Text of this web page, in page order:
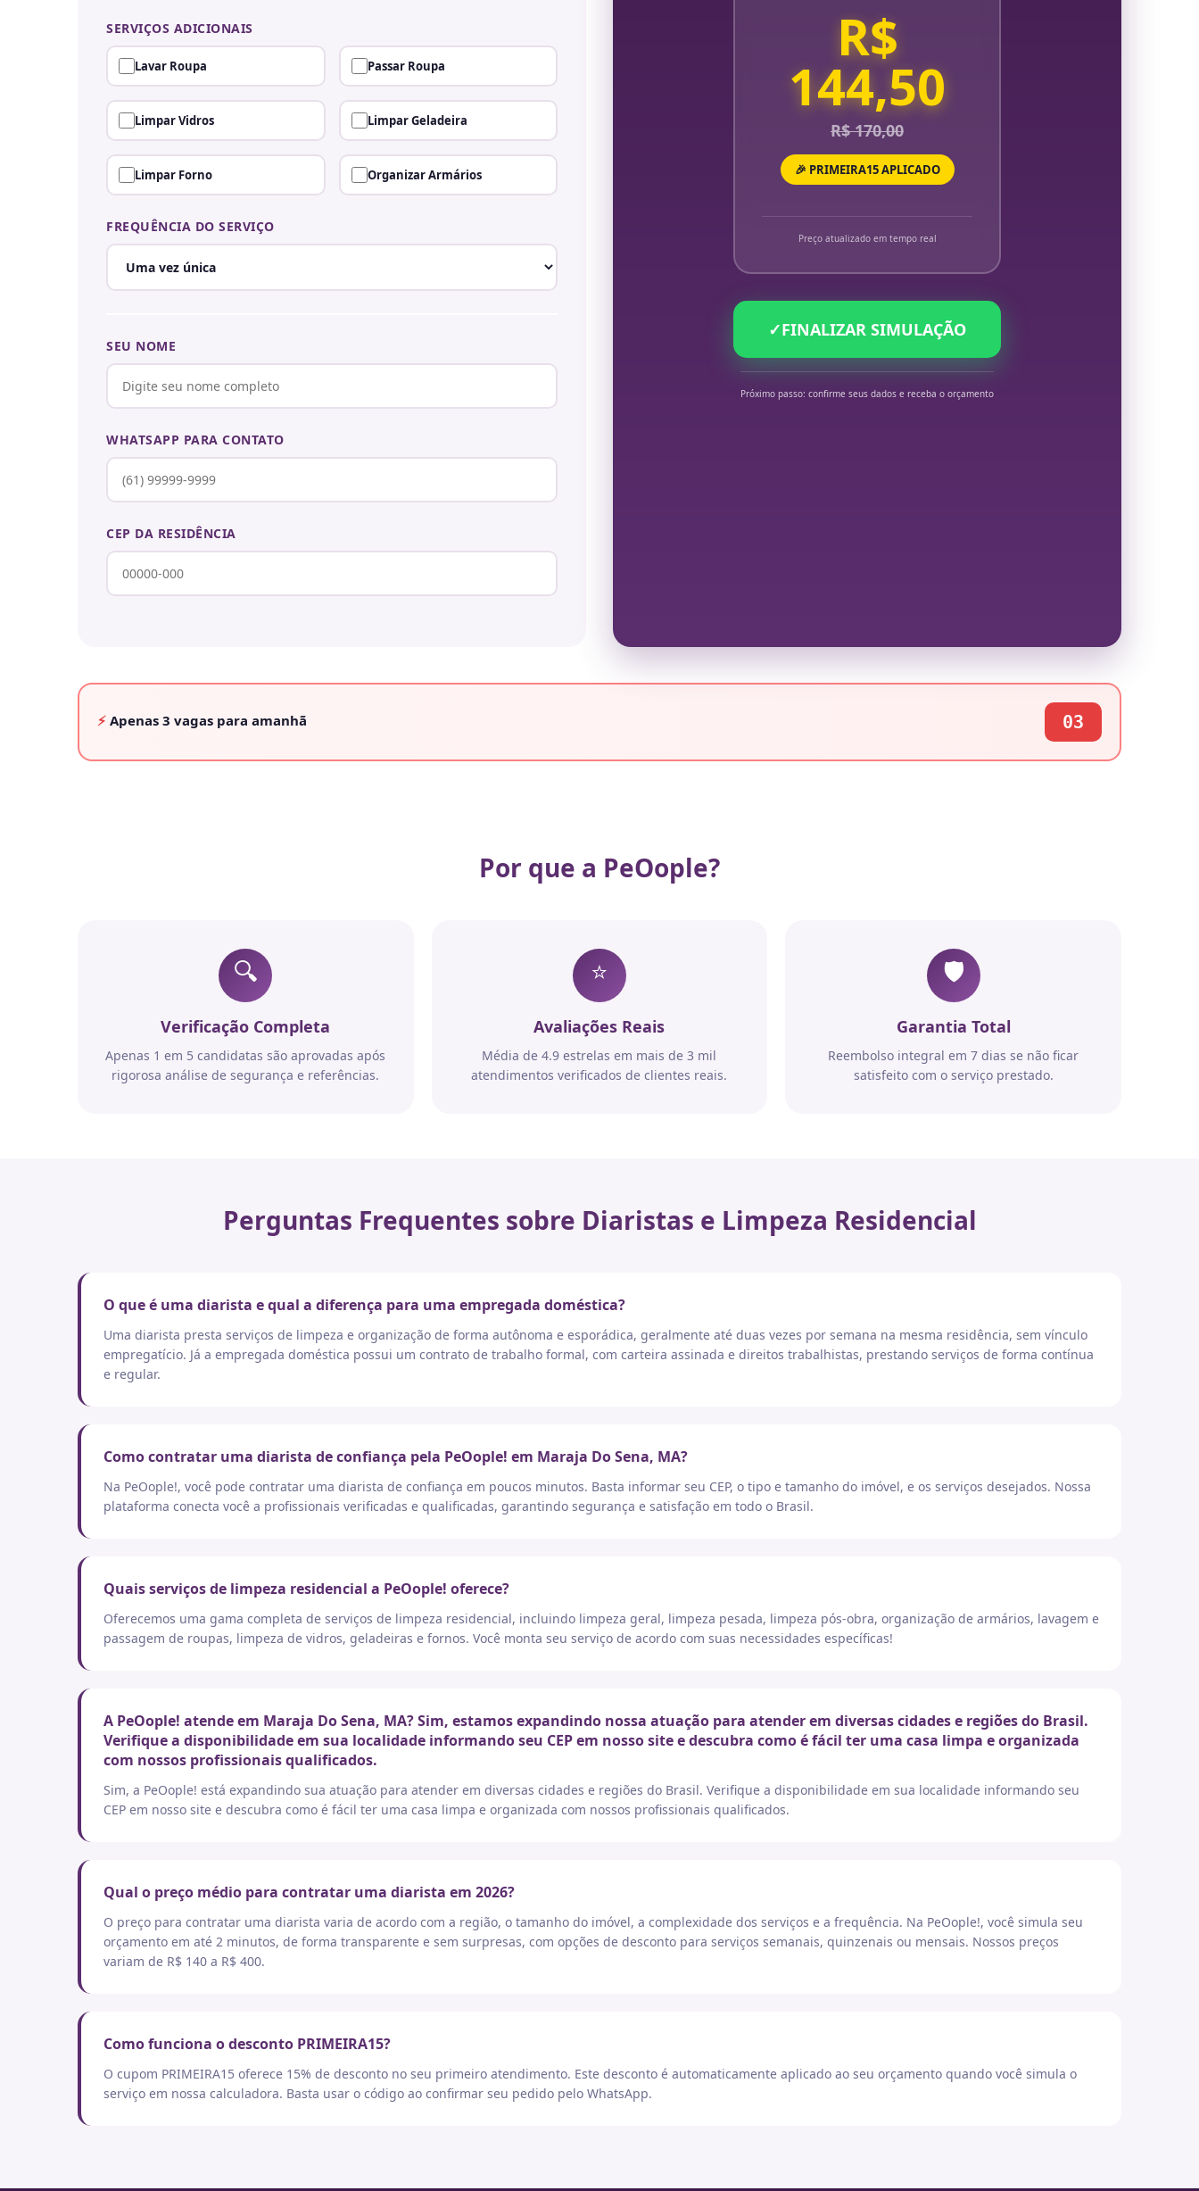
SERVIÇOS ADICIONAIS
Lavar Roupa Passar Roupa
Limpar Vidros Limpar Geladeira
Limpar Forno Organizar Armários
FREQUÊNCIA DO SERVIÇO
SEU NOME
WHATSAPP PARA CONTATO
CEP DA RESIDÊNCIA
R$
144,50
R$ 170,00
🎉 PRIMEIRA15 APLICADO
Preço atualizado em tempo real
✓FINALIZAR SIMULAÇÃO
Próximo passo: confirme seus dados e receba o orçamento
⚡ Apenas 3 vagas para amanhã 03
Por que a PeOople?
🔍
Verificação Completa
Apenas 1 em 5 candidatas são aprovadas após
rigorosa análise de segurança e referências.
⭐
Avaliações Reais
Média de 4.9 estrelas em mais de 3 mil
atendimentos verificados de clientes reais.
🛡️
Garantia Total
Reembolso integral em 7 dias se não ficar
satisfeito com o serviço prestado.
Perguntas Frequentes sobre Diaristas e Limpeza Residencial
O que é uma diarista e qual a diferença para uma empregada doméstica?
Uma diarista presta serviços de limpeza e organização de forma autônoma e esporádica, geralmente até duas vezes por semana na mesma residência, sem vínculo
empregatício. Já a empregada doméstica possui um contrato de trabalho formal, com carteira assinada e direitos trabalhistas, prestando serviços de forma contínua
e regular.
Como contratar uma diarista de confiança pela PeOople! em Maraja Do Sena, MA?
Na PeOople!, você pode contratar uma diarista de confiança em poucos minutos. Basta informar seu CEP, o tipo e tamanho do imóvel, e os serviços desejados. Nossa
plataforma conecta você a profissionais verificadas e qualificadas, garantindo segurança e satisfação em todo o Brasil.
Quais serviços de limpeza residencial a PeOople! oferece?
Oferecemos uma gama completa de serviços de limpeza residencial, incluindo limpeza geral, limpeza pesada, limpeza pós-obra, organização de armários, lavagem e
passagem de roupas, limpeza de vidros, geladeiras e fornos. Você monta seu serviço de acordo com suas necessidades específicas!
A PeOople! atende em Maraja Do Sena, MA? Sim, estamos expandindo nossa atuação para atender em diversas cidades e regiões do Brasil.
Verifique a disponibilidade em sua localidade informando seu CEP em nosso site e descubra como é fácil ter uma casa limpa e organizada
com nossos profissionais qualificados.
Sim, a PeOople! está expandindo sua atuação para atender em diversas cidades e regiões do Brasil. Verifique a disponibilidade em sua localidade informando seu
CEP em nosso site e descubra como é fácil ter uma casa limpa e organizada com nossos profissionais qualificados.
Qual o preço médio para contratar uma diarista em 2026?
O preço para contratar uma diarista varia de acordo com a região, o tamanho do imóvel, a complexidade dos serviços e a frequência. Na PeOople!, você simula seu
orçamento em até 2 minutos, de forma transparente e sem surpresas, com opções de desconto para serviços semanais, quinzenais ou mensais. Nossos preços
variam de R$ 140 a R$ 400.
Como funciona o desconto PRIMEIRA15?
O cupom PRIMEIRA15 oferece 15% de desconto no seu primeiro atendimento. Este desconto é automaticamente aplicado ao seu orçamento quando você simula o
serviço em nossa calculadora. Basta usar o código ao confirmar seu pedido pelo WhatsApp.